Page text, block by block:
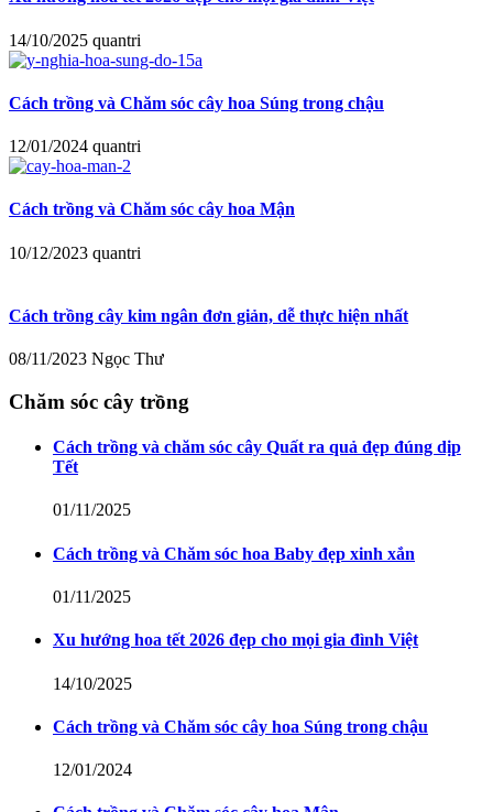
14/10/2025 quantri
Cách trồng và Chăm sóc cây hoa Súng trong chậu
12/01/2024 quantri
Cách trồng và Chăm sóc cây hoa Mận
10/12/2023 quantri
Cách trồng cây kim ngân đơn giản, dễ thực hiện nhất
08/11/2023 Ngọc Thư
Chăm sóc cây trồng
Cách trồng và chăm sóc cây Quất ra quả đẹp đúng dịp
Tết
01/11/2025
Cách trồng và Chăm sóc hoa Baby đẹp xinh xắn
01/11/2025
Xu hướng hoa tết 2026 đẹp cho mọi gia đình Việt
14/10/2025
Cách trồng và Chăm sóc cây hoa Súng trong chậu
12/01/2024